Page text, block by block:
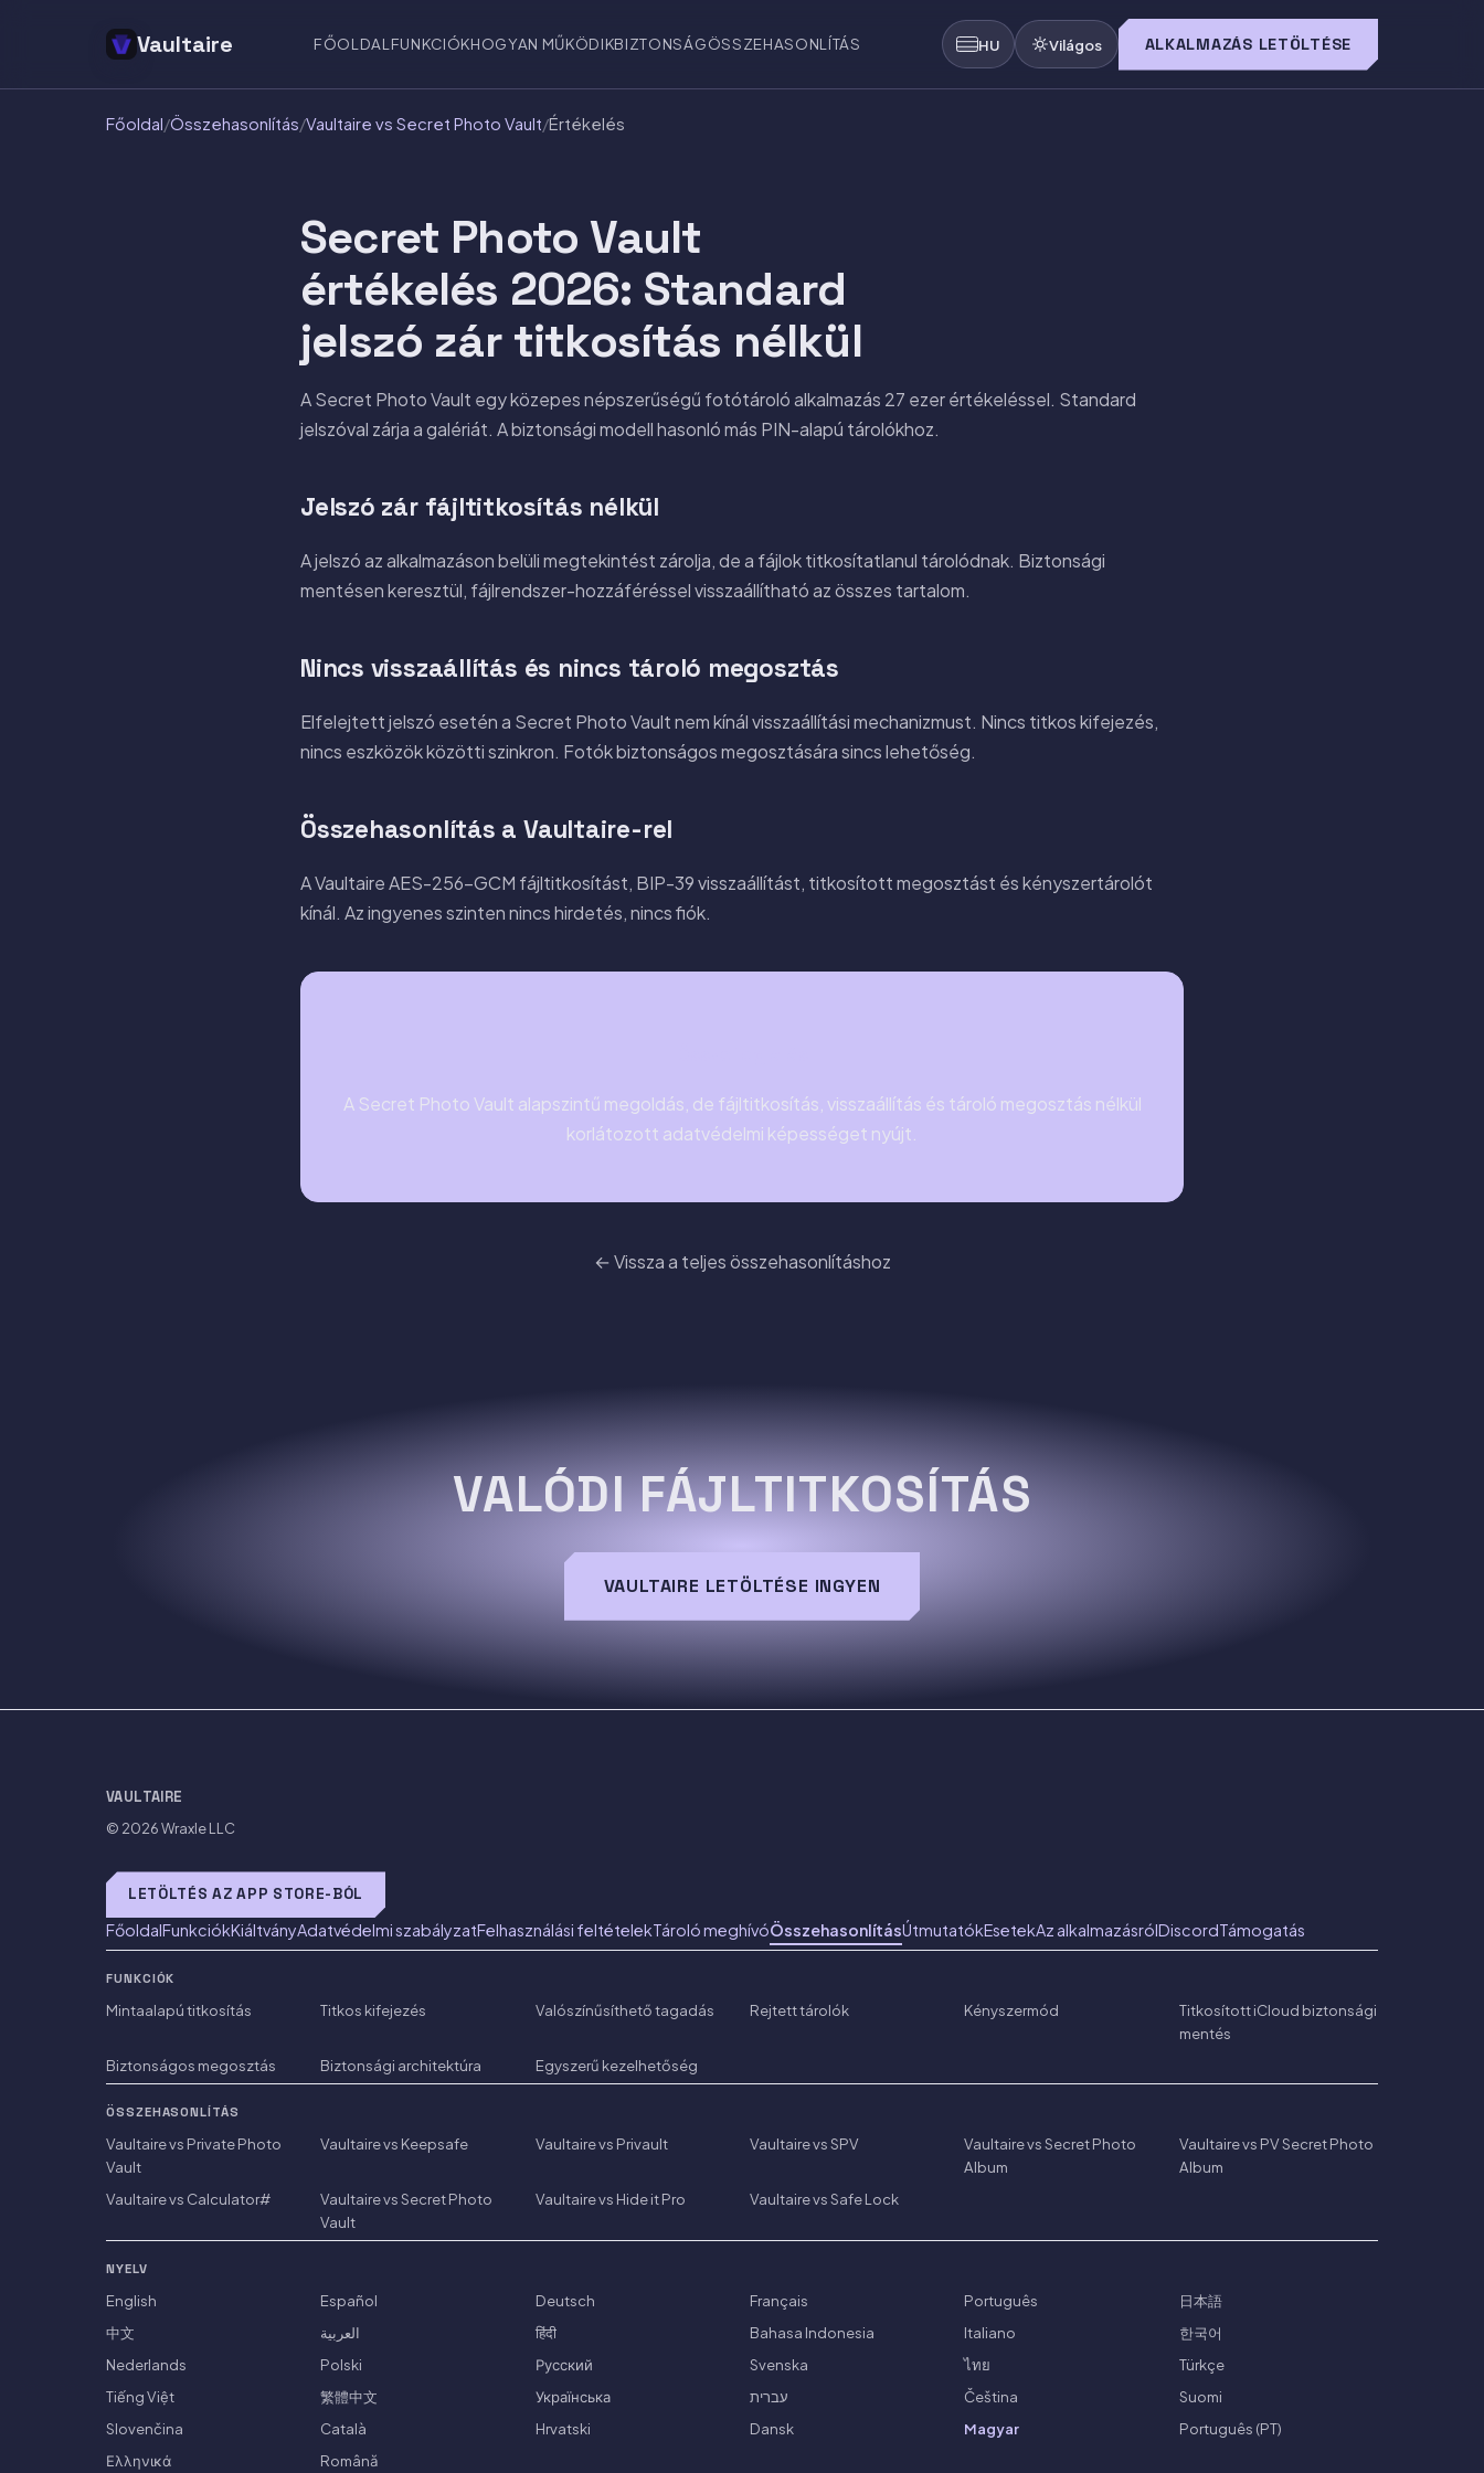
Vaultaire FŐOLDAL FUNKCIÓKHOGYAN MŰKÖDIKBIZTONSÁGÖSSZEHASONLÍTÁS HU Világos ALKALMAZÁS LETÖLTÉSE
Főoldal/Összehasonlítás/Vaultaire vs Secret Photo Vault/Értékelés
Secret Photo Vault
értékelés 2026: Standard
jelszó zár titkosítás nélkül
A Secret Photo Vault egy közepes népszerűségű fotótároló alkalmazás 27 ezer értékeléssel. Standard
jelszóval zárja a galériát. A biztonsági modell hasonló más PIN-alapú tárolókhoz.
Jelszó zár fájltitkosítás nélkül
A jelszó az alkalmazáson belüli megtekintést zárolja, de a fájlok titkosítatlanul tárolódnak. Biztonsági
mentésen keresztül, fájlrendszer-hozzáféréssel visszaállítható az összes tartalom.
Nincs visszaállítás és nincs tároló megosztás
Elfelejtett jelszó esetén a Secret Photo Vault nem kínál visszaállítási mechanizmust. Nincs titkos kifejezés,
nincs eszközök közötti szinkron. Fotók biztonságos megosztására sincs lehetőség.
Összehasonlítás a Vaultaire-rel
A Vaultaire AES-256-GCM fájltitkosítást, BIP-39 visszaállítást, titkosított megosztást és kényszertárolót
kínál. Az ingyenes szinten nincs hirdetés, nincs fiók.
A Secret Photo Vault alapszintű megoldás, de fájltitkosítás, visszaállítás és tároló megosztás nélkül
korlátozott adatvédelmi képességet nyújt.
← Vissza a teljes összehasonlításhoz
VALÓDI FÁJLTITKOSÍTÁS
VAULTAIRE LETÖLTÉSE INGYEN
VAULTAIRE
© 2026Wraxle LLC
LETÖLTÉS AZ APP STORE-BÓL
FőoldalFunkciókKiáltványAdatvédelmi szabályzatFelhasználási feltételekTároló meghívóÖsszehasonlításÚtmutatókEsetekAz alkalmazásrólDiscordTámogatás
FUNKCIÓK
Mintaalapú titkosítás Titkos kifejezés Valószínűsíthető tagadás Rejtett tárolók Kényszermód
Titkosított iCloud biztonsági
mentés
Biztonságos megosztás
Biztonsági architektúra Egyszerű kezelhetőség
ÖSSZEHASONLÍTÁS
Vaultaire vs Private Photo
Vault
Vaultaire vs Keepsafe Vaultaire vs Privault Vaultaire vs SPV
Vaultaire vs Secret Photo
Album
Vaultaire vs PV Secret Photo
Album
Vaultaire vs Calculator#
Vaultaire vs Secret Photo
Vault
Vaultaire vs Hide it Pro Vaultaire vs Safe Lock
NYELV
English Español Deutsch Français Português
日本語
中文
العربية हिंदी Bahasa Indonesia Italiano
한국어
Nederlands
Polski Русский Svenska ไทย
Türkçe
Tiếng Việt
繁體中文 Українська עברית Čeština
Suomi
Slovenčina
Català Hrvatski Dansk Magyar
Português (PT)
Ελληνικά
Română